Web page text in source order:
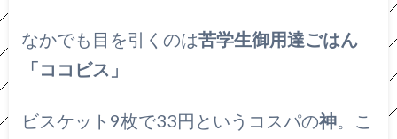
なかでも目を引くのは苦学生御用達ごはん
「ココビス」
ビスケット9枚で33円というコスパの神。こ